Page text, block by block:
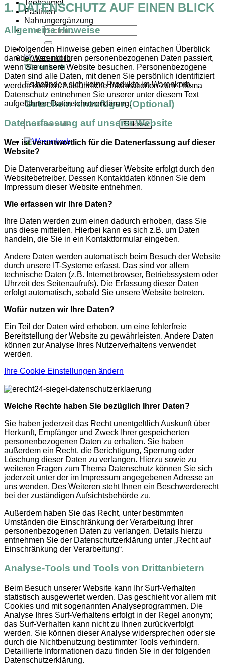
Teebaumöl
Pastillen
Nahrungergänzung
Suchen
nach:
Warenkorb
Es befinden sich keine Produkte im Warenkorb.
Gutschein hinzufügen(Optional)
1. DATENSCHUTZ AUF EINEN BLICK
Allgemeine Hinweise
Die folgenden Hinweise geben einen einfachen Überblick
darüber, was mit Ihren personenbezogenen Daten passiert,
wenn Sie unsere Website besuchen. Personenbezogene
Daten sind alle Daten, mit denen Sie persönlich identifiziert
werden können. Ausführliche Informationen zum Thema
Datenschutz entnehmen Sie unserer unter diesem Text
aufgeführten Datenschutzerklärung.
Datenerfassung auf unserer Website
Wer ist verantwortlich für die Datenerfassung auf dieser
Website?
Die Datenverarbeitung auf dieser Website erfolgt durch den
Websitebetreiber. Dessen Kontaktdaten können Sie dem
Impressum dieser Website entnehmen.
Wie erfassen wir Ihre Daten?
Ihre Daten werden zum einen dadurch erhoben, dass Sie
uns diese mitteilen. Hierbei kann es sich z.B. um Daten
handeln, die Sie in ein Kontaktformular eingeben.
Andere Daten werden automatisch beim Besuch der Website
durch unsere IT-Systeme erfasst. Das sind vor allem
technische Daten (z.B. Internetbrowser, Betriebssystem oder
Uhrzeit des Seitenaufrufs). Die Erfassung dieser Daten
erfolgt automatisch, sobald Sie unsere Website betreten.
Wofür nutzen wir Ihre Daten?
Ein Teil der Daten wird erhoben, um eine fehlerfreie
Bereitstellung der Website zu gewährleisten. Andere Daten
können zur Analyse Ihres Nutzerverhaltens verwendet
werden.
Ihre Cookie Einstellungen ändern
Welche Rechte haben Sie bezüglich Ihrer Daten?
Sie haben jederzeit das Recht unentgeltlich Auskunft über
Herkunft, Empfänger und Zweck Ihrer gespeicherten
personenbezogenen Daten zu erhalten. Sie haben
außerdem ein Recht, die Berichtigung, Sperrung oder
Löschung dieser Daten zu verlangen. Hierzu sowie zu
weiteren Fragen zum Thema Datenschutz können Sie sich
jederzeit unter der im Impressum angegebenen Adresse an
uns wenden. Des Weiteren steht Ihnen ein Beschwerderecht
bei der zuständigen Aufsichtsbehörde zu.
Außerdem haben Sie das Recht, unter bestimmten
Umständen die Einschränkung der Verarbeitung Ihrer
personenbezogenen Daten zu verlangen. Details hierzu
entnehmen Sie der Datenschutzerklärung unter „Recht auf
Einschränkung der Verarbeitung“.
Analyse-Tools und Tools von Drittanbietern
Beim Besuch unserer Website kann Ihr Surf-Verhalten
statistisch ausgewertet werden. Das geschieht vor allem mit
Cookies und mit sogenannten Analyseprogrammen. Die
Analyse Ihres Surf-Verhaltens erfolgt in der Regel anonym;
das Surf-Verhalten kann nicht zu Ihnen zurückverfolgt
werden. Sie können dieser Analyse widersprechen oder sie
durch die Nichtbenutzung bestimmter Tools verhindern.
Detaillierte Informationen dazu finden Sie in der folgenden
Datenschutzerklärung.